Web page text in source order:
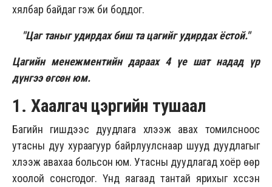
хялбар байдаг гэж би боддог.
"Цаг таныг удирдах биш та цагийг удирдах ёстой."
Цагийн менежментийн дараах 4 үе шат надад үр
дүнгээ өгсөн юм.
1. Хаалгач цэргийн тушаал
Багийн гишүүдээс дуудлага хүлээж авах томилсноос
утасны дуу хураагуур байрлуулснаар шууд дуудлагыг
хүлээж авахаа больсон юм. Утасны дуудлагад хоёр өөр
хоолой сонсгодог. Үүнд яагаад тантай ярихыг хүссэн